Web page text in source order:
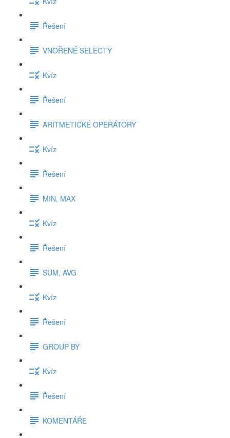
Řešení
VNOŘENÉ SELECTY
Kvíz
Řešení
ARITMETICKÉ OPERÁTORY
Kvíz
Řešení
MIN, MAX
Kvíz
Řešení
SUM, AVG
Kvíz
Řešení
GROUP BY
Kvíz
Řešení
KOMENTÁŘE